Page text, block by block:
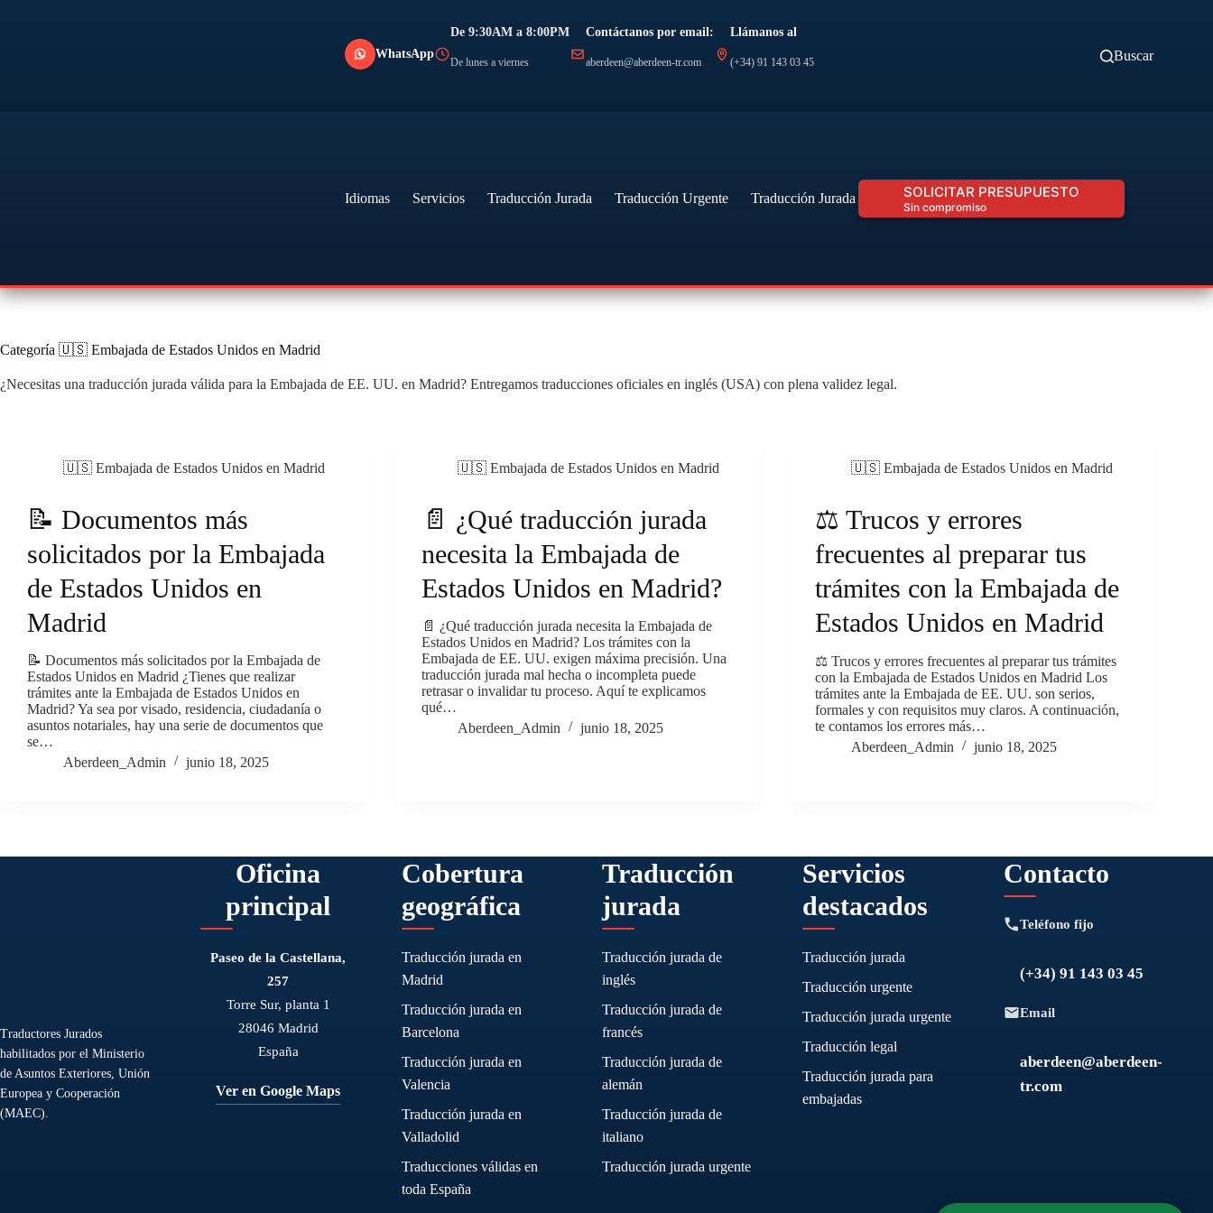
WhatsApp
De 9:30AM a 8:00PM
De lunes a viernes
Contáctanos por email:
aberdeen@aberdeen-tr.com
Llámanos al
(+34) 91 143 03 45 Buscar
Idiomas Servicios Traducción Jurada Traducción Urgente Traducción Jurada UrgenteSOLICITAR PRESUPUESTO
Sin compromiso
Categoría 🇺🇸 Embajada de Estados Unidos en Madrid
¿Necesitas una traducción jurada válida para la Embajada de EE. UU. en Madrid? Entregamos traducciones oficiales en inglés (USA) con plena validez legal.
🇺🇸 Embajada de Estados Unidos en Madrid
📝 Documentos más
solicitados por la Embajada
de Estados Unidos en
Madrid
📝 Documentos más solicitados por la Embajada de
Estados Unidos en Madrid ¿Tienes que realizar
trámites ante la Embajada de Estados Unidos en
Madrid? Ya sea por visado, residencia, ciudadanía o
asuntos notariales, hay una serie de documentos que
se…
Aberdeen_Admin
junio 18, 2025
🇺🇸 Embajada de Estados Unidos en Madrid
📄 ¿Qué traducción jurada
necesita la Embajada de
Estados Unidos en Madrid?
📄 ¿Qué traducción jurada necesita la Embajada de
Estados Unidos en Madrid? Los trámites con la
Embajada de EE. UU. exigen máxima precisión. Una
traducción jurada mal hecha o incompleta puede
retrasar o invalidar tu proceso. Aquí te explicamos
qué…
Aberdeen_Admin
junio 18, 2025
🇺🇸 Embajada de Estados Unidos en Madrid
⚖️ Trucos y errores
frecuentes al preparar tus
trámites con la Embajada de
Estados Unidos en Madrid
⚖️ Trucos y errores frecuentes al preparar tus trámites
con la Embajada de Estados Unidos en Madrid Los
trámites ante la Embajada de EE. UU. son serios,
formales y con requisitos muy claros. A continuación,
te contamos los errores más…
Aberdeen_Admin
junio 18, 2025
Traductores Jurados
habilitados por el Ministerio
de Asuntos Exteriores, Unión
Europea y Cooperación
(MAEC).
Oficina
principal
Paseo de la Castellana,
257
Torre Sur, planta 1
28046 Madrid
España
Ver en Google Maps
Cobertura
geográfica
Traducción jurada en
Madrid
Traducción jurada en
Barcelona
Traducción jurada en
Valencia
Traducción jurada en
Valladolid
Traducciones válidas en
toda España
Traducción
jurada
Traducción jurada de
inglés
Traducción jurada de
francés
Traducción jurada de
alemán
Traducción jurada de
italiano
Traducción jurada urgente
Servicios
destacados
Traducción jurada
Traducción urgente
Traducción jurada urgente
Traducción legal
Traducción jurada para
embajadas
Contacto
Teléfono fijo
(+34) 91 143 03 45
Email
aberdeen@aberdeen-
tr.com